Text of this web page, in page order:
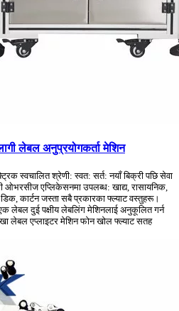
लेबल अनुप्रयोगकर्ता मेशिन
स्वचालित श्रेणी: स्वत: सर्त: नयाँ बिक्री पछि सेवा
ओभरसीज एप्लिकेसनमा उपलब्ध: खाद्य, रासायनिक,
कार्टन जस्ता सबै प्रकारका फ्ल्याट वस्तुहरू।
लेबल दुई पक्षीय लेबलिंग मेशिनलाई अनुकूलित गर्न
एप्लाइटर मेशिन फोन खोल फ्ल्याट सतह